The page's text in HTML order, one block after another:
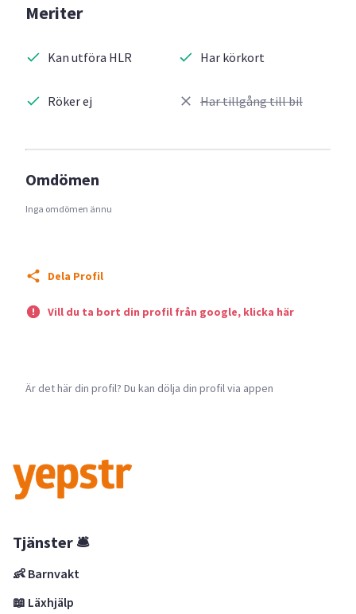
Meriter
Kan utföra HLR
Röker ej
Har körkort
Har tillgång till bil
Omdömen
Inga omdömen ännu
Dela Profil
Vill du ta bort din profil från google, klicka här
Är det här din profil? Du kan dölja din profil via appen
Tjänster 🛎
👶 Barnvakt
📖 Läxhjälp